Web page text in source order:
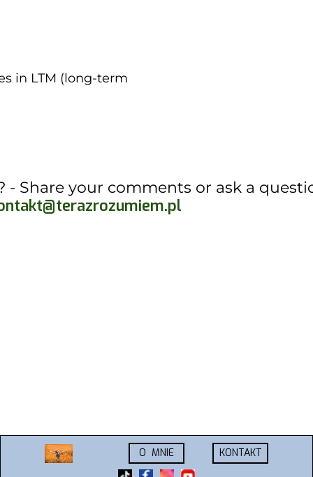
- Share your comments or ask a
in LTM (long-term
O MNIE KONTAKT